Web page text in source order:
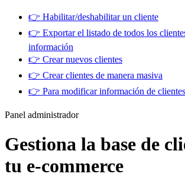
👉 Habilitar/deshabilitar un cliente
👉 Exportar el listado de todos los
información
👉 Crear nuevos clientes
👉 Crear clientes de manera masiva
👉 Para modificar información de
Panel administrador
Gestiona la base de
tu e-commerce